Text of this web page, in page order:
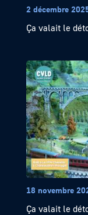
2 décembre
Ça valait le
18 novembre
Ça valait le